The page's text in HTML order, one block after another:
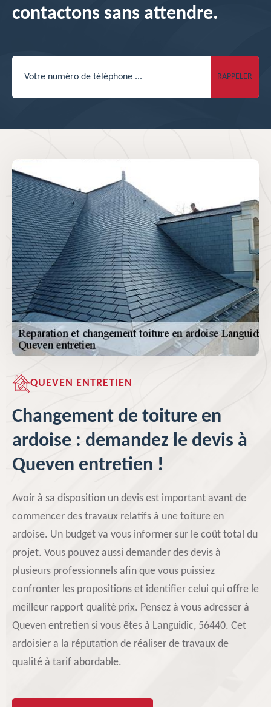
contactons sans attendre.
QUEVEN ENTRETIEN
Changement de toiture en
ardoise : demandez le devis à
Queven entretien !
Avoir à sa disposition un devis est important avant de
commencer des travaux relatifs à une toiture en
ardoise. Un budget va vous informer sur le coût total du
projet. Vous pouvez aussi demander des devis à
plusieurs professionnels afin que vous puissiez
confronter les propositions et identifier celui qui offre le
meilleur rapport qualité prix. Pensez à vous adresser à
Queven entretien si vous êtes à Languidic, 56440. Cet
ardoisier a la réputation de réaliser de travaux de
qualité à tarif abordable.